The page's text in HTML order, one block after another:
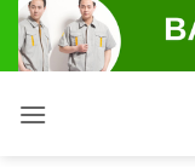
Bỏ
qua
nội
dung